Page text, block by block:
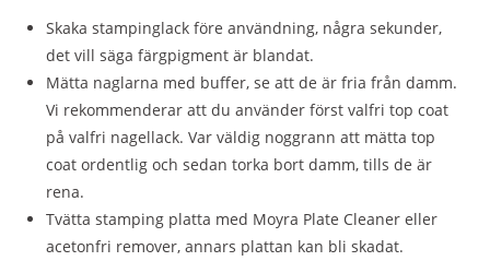
Skaka stampinglack före användning, några sekunder,
det vill säga färgpigment är blandat.
Mätta naglarna med buffer, se att de är fria från damm.
Vi rekommenderar att du använder först valfri top coat
på valfri nagellack. Var väldig noggrann att mätta top
coat ordentlig och sedan torka bort damm, tills de är
rena.
Tvätta stamping platta med Moyra Plate Cleaner eller
acetonfri remover, annars plattan kan bli skadat.